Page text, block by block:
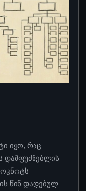
იყო, რაც
დამფუძნებლის
წინ დადებულ